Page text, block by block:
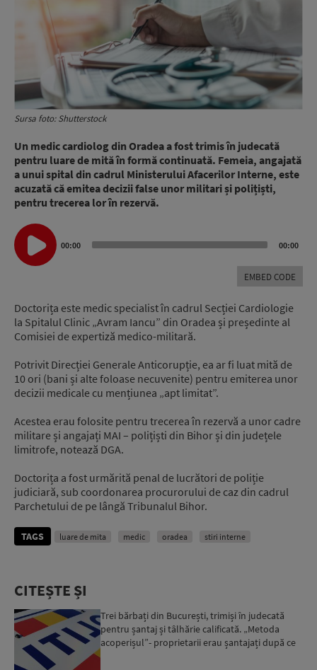
Sursa foto: Shutterstock
Un medic cardiolog din Oradea a fost trimis în judecată
pentru luare de mită în formă continuată. Femeia, angajată
a unui spital din cadrul Ministerului Afacerilor Interne, este
acuzată că emitea decizii false unor militari și polițiști,
pentru trecerea lor în rezervă.
Audio
Player
00:00 00:00
EMBED CODE
Doctorița este medic specialist în cadrul Secției Cardiologie
la Spitalul Clinic „Avram Iancu” din Oradea și președinte al
Comisiei de expertiză medico-militară.
Potrivit Direcției Generale Anticorupție, ea ar fi luat mită de
10 ori (bani și alte foloase necuvenite) pentru emiterea unor
decizii medicale cu mențiunea „apt limitat”.
Acestea erau folosite pentru trecerea în rezervă a unor cadre
militare și angajați MAI – polițiști din Bihor și din județele
limitrofe, notează DGA.
Doctorița a fost urmărită penal de lucrători de poliție
judiciară, sub coordonarea procurorului de caz din cadrul
Parchetului de pe lângă Tribunalul Bihor.
TAGS luare de mita medic oradea stiri interne
CITEȘTE ȘI
Trei bărbați din București, trimiși în judecată
pentru șantaj și tâlhărie calificată. „Metoda
acoperișul”- proprietarii erau șantajați după ce